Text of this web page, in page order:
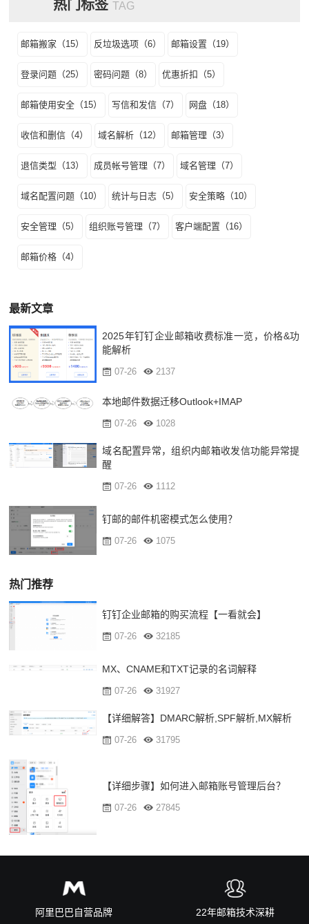
热门标签 TAG
邮箱搬家（15） 反垃圾选项（6） 邮箱设置（19）
登录问题（25） 密码问题（8） 优惠折扣（5）
邮箱使用安全（15） 写信和发信（7） 网盘（18）
收信和删信（4） 域名解析（12） 邮箱管理（3）
退信类型（13） 成员帐号管理（7） 域名管理（7）
域名配置问题（10） 统计与日志（5） 安全策略（10）
安全管理（5） 组织账号管理（7） 客户端配置（16）
邮箱价格（4）
最新文章
2025年钉钉企业邮箱收费标准一览，价格&功
能解析
07-26 2137
本地邮件数据迁移Outlook+IMAP
07-26 1028
域名配置异常，组织内邮箱收发信功能异常提
醒
07-26 1112
钉邮的邮件机密模式怎么使用？
07-26 1075
热门推荐
钉钉企业邮箱的购买流程【一看就会】
07-26 32185
MX、CNAME和TXT记录的名词解释
07-26 31927
【详细解答】DMARC解析,SPF解析,MX解析
07-26 31795
【详细步骤】如何进入邮箱账号管理后台？
07-26 27845
阿里巴巴自营品牌 22年邮箱技术深耕